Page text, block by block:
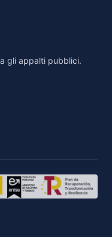
gli appalti pubblici.